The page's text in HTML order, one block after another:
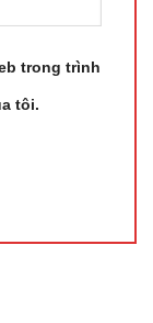
trong trình
tôi.